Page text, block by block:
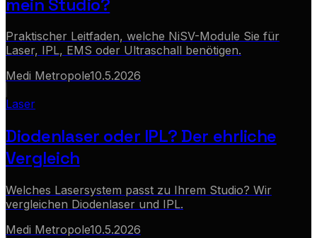
Praktischer Leitfaden, welche NiSV-Module Sie für
Laser, IPL, EMS oder Ultraschall benötigen.
Medi Metropole10.5.2026
Laser
Diodenlaser oder IPL? Der ehrliche
Vergleich
Welches Lasersystem passt zu Ihrem Studio? Wir
vergleichen Diodenlaser und IPL.
Medi Metropole10.5.2026